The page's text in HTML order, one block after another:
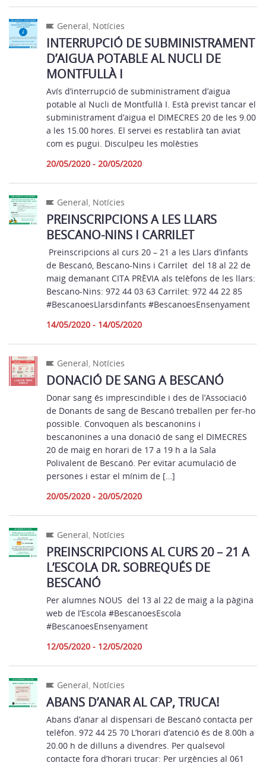
General, Notícies
INTERRUPCIÓ DE SUBMINISTRAMENT
D’AIGUA POTABLE AL NUCLI DE
MONTFULLÀ I
Avís d’interrupció de subministrament d’aigua
potable al Nucli de Montfullà I. Està previst tancar el
subministrament d’aigua el DIMECRES 20 de les 9.00
a les 15.00 hores. El servei es restablirà tan aviat
com es pugui. Disculpeu les molèsties
20/05/2020 - 20/05/2020
General, Notícies
PREINSCRIPCIONS A LES LLARS
BESCANO-NINS I CARRILET
Preinscripcions al curs 20 – 21 a les Llars d’infants
de Bescanó, Bescano-Nins i Carrilet del 18 al 22 de
maig demanant CITA PRÈVIA als telèfons de les llars:
Bescano-Nins: 972 44 03 63 Carrilet: 972 44 22 85
#BescanoesLlarsdinfants #BescanoesEnsenyament
14/05/2020 - 14/05/2020
General, Notícies
DONACIÓ DE SANG A BESCANÓ
Donar sang és imprescindible i des de l’Associació
de Donants de sang de Bescanó treballen per fer-ho
possible. Convoquen als bescanonins i
bescanonines a una donació de sang el DIMECRES
20 de maig en horari de 17 a 19 h a la Sala
Polivalent de Bescanó. Per evitar acumulació de
persones i estar el mínim de […]
20/05/2020 - 20/05/2020
General, Notícies
PREINSCRIPCIONS AL CURS 20 – 21 A
L’ESCOLA DR. SOBREQUÉS DE
BESCANÓ
Per alumnes NOUS del 13 al 22 de maig a la pàgina
web de l’Escola #BescanoesEscola
#BescanoesEnsenyament
12/05/2020 - 12/05/2020
General, Notícies
ABANS D’ANAR AL CAP, TRUCA!
Abans d’anar al dispensari de Bescanó contacta per
telèfon. 972 44 25 70 L’horari d’atenció és de 8.00h a
20.00 h de dilluns a divendres. Per qualsevol
contacte fora d’horari trucar: Per urgències al 061